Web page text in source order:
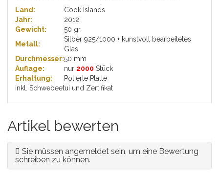
Land:
Cook Islands
Jahr:
2012
Gewicht:
50 gr.
Metall:
Silber 925/1000 + kunstvoll bearbeitetes
Glas
Durchmesser:50 mm
Auflage:
nur 2000 Stück
Erhaltung:
Polierte Platte
inkl. Schwebeetui und Zertifikat
Artikel bewerten
Sie müssen angemeldet sein, um eine Bewertung
schreiben zu können.